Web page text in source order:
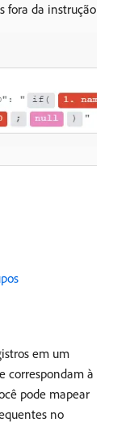
fora da instrução
em um
correspondam à
pode mapear
no